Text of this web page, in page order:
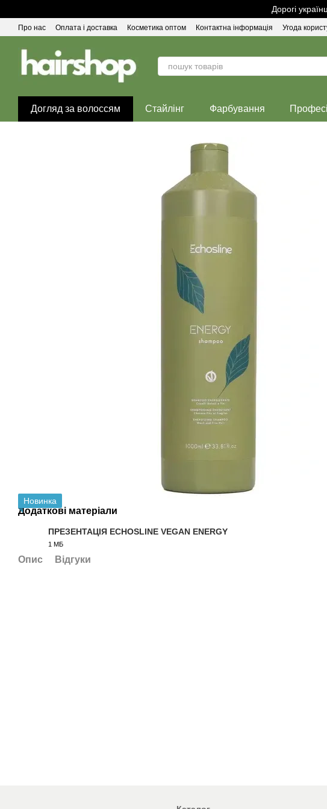
Дорогі
Про нас Оплата і доставка Косметика оптом Контактна інформація Угода
Догляд за волоссям Стайлінг Фарбування
Новинка
Додаткові матеріали
ПРЕЗЕНТАЦІЯ ECHOSLINE VEGAN ENERGY
1 МБ
Опис Відгуки